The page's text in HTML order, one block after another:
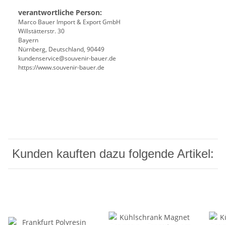
verantwortliche Person:
Marco Bauer Import & Export GmbH
Willstätterstr. 30
Bayern
Nürnberg, Deutschland, 90449
kundenservice@souvenir-bauer.de
https://www.souvenir-bauer.de
Kunden kauften dazu folgende Artikel: